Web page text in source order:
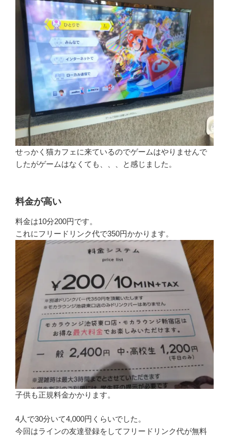
せっかく猫カフェに来ているのでゲームはやりませんで
したがゲームはなくても、、、と感じました。
料金が高い
料金は10分200円です。
これにフリードリンク代で350円かかります。
子供も正規料金かかります。
4人で30分いて4,000円くらいでした。
今回はラインの友達登録をしてフリードリンク代が無料